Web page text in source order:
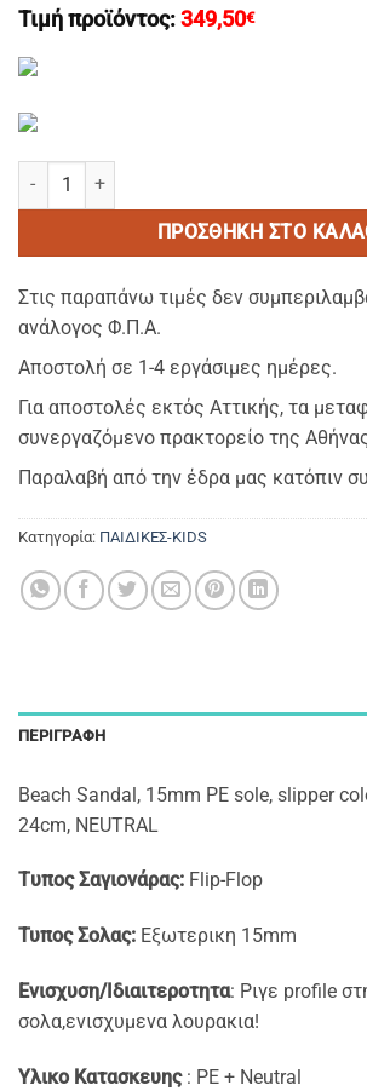
Τιμή προϊόντος: 349,50€
BEACH Flip-Flop ΣΑΓΙΟΝΑΡΑ
ΠΡΟΣΘΉΚΗ ΣΤΟ
Στις παραπάνω τιμές δεν
ανάλογος Φ.Π.Α.
Αποστολή σε 1-4 εργάσιμες ημέρες.
Για αποστολές εκτός Αττικής, τα
συνεργαζόμενο πρακτορείο της
Παραλαβή από την έδρα μας κατόπιν
Κατηγορία: ΠΑΙΔΙΚΕΣ-KIDS
ΠΕΡΙΓΡΑΦΉ
Beach Sandal, 15mm PE sole, slipper
24cm, NEUTRAL
Tυπος Σαγιονάρας: Flip-Flop
Τυπος Σολας: Εξωτερικη 15mm
Ενισχυση/Ιδιαιτεροτητα: Ριγε profile
σολα,ενισχυμενα λουρακια!
Υλικο Κατασκευης: PE + Neutral